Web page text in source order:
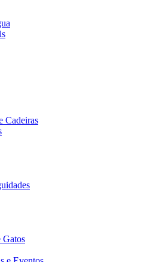
Cadeiras
Gatos